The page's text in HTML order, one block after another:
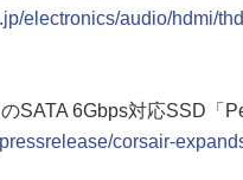
electronics/audio/hdmi/
SATA 6Gbps対応SSD「
corsair-